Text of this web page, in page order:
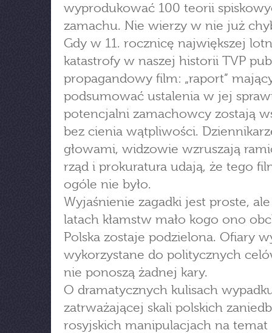
wyprodukować 100 teorii
zamachu. Nie wierzy w nie już
Gdy w 11. rocznicę największej
katastrofy w naszej historii TVP
propagandowy film: „raport”
podsumować ustalenia w jej
potencjalni zamachowcy zostają
bez cienia wątpliwości.
głowami, widzowie wzruszają
rząd i prokuratura udają, że tego
ogóle nie było.
Wyjaśnienie zagadki jest proste,
latach kłamstw mało kogo ono
Polska zostaje podzielona. Ofiary
wykorzystane do politycznych
nie ponoszą żadnej kary.
O dramatycznych kulisach
zatrważającej skali polskich
rosyjskich manipulacjach na temat